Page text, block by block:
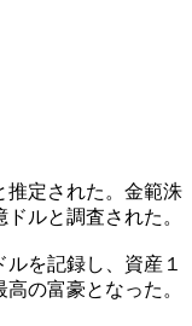
推定された。金範洙
ルと調査された。
を記録し、資産１
の富豪となった。